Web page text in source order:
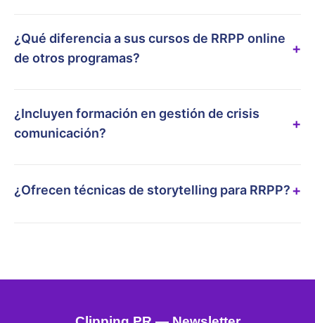
¿Qué diferencia a sus cursos de RRPP online
de otros programas?
+
¿Incluyen formación en gestión de crisis
comunicación?
+
¿Ofrecen técnicas de storytelling para RRPP?+